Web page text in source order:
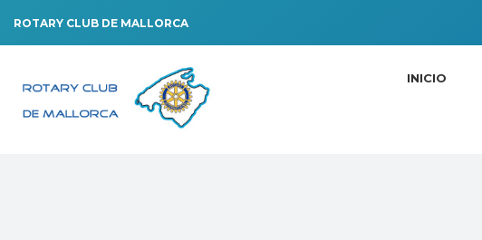
ROTARY CLUB DE MALLORCA
INICIO